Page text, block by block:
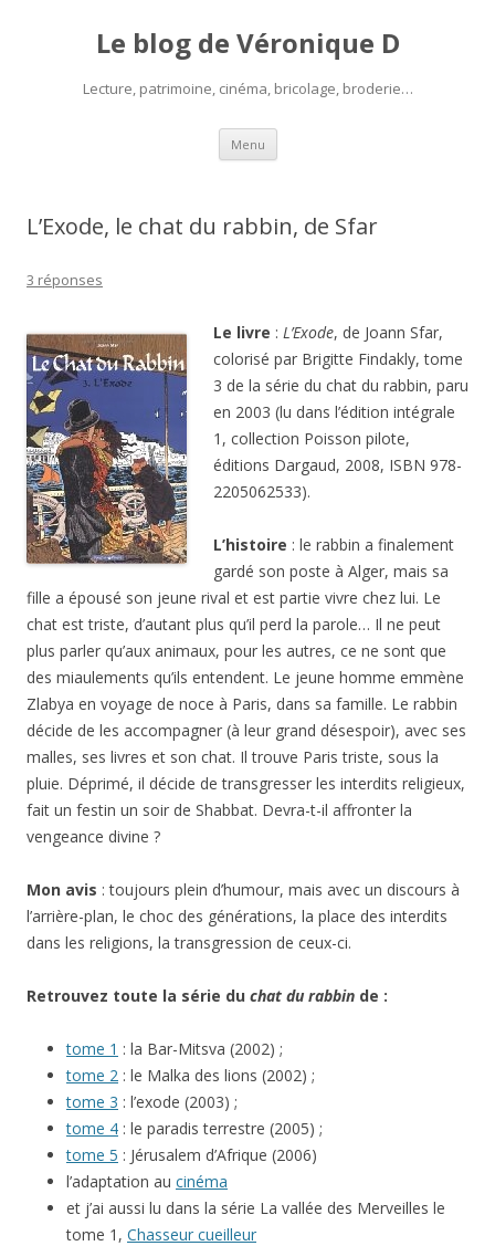
Le blog de Véronique D
Lecture, patrimoine, cinéma, bricolage, broderie…
Menu Aller
contenu
L’Exode, le chat du rabbin, de Sfar
3 réponses
Le livre : L’Exode, de Joann Sfar,
colorisé par Brigitte Findakly, tome
3 de la série du chat du rabbin, paru
en 2003 (lu dans l’édition intégrale
1, collection Poisson pilote,
éditions Dargaud, 2008, ISBN 978-
2205062533).
L’histoire : le rabbin a finalement
gardé son poste à Alger, mais sa
fille a épousé son jeune rival et est partie vivre chez lui. Le
chat est triste, d’autant plus qu’il perd la parole… Il ne peut
plus parler qu’aux animaux, pour les autres, ce ne sont que
des miaulements qu’ils entendent. Le jeune homme emmène
Zlabya en voyage de noce à Paris, dans sa famille. Le rabbin
décide de les accompagner (à leur grand désespoir), avec ses
malles, ses livres et son chat. Il trouve Paris triste, sous la
pluie. Déprimé, il décide de transgresser les interdits religieux,
fait un festin un soir de Shabbat. Devra-t-il affronter la
vengeance divine ?
Mon avis : toujours plein d’humour, mais avec un discours à
l’arrière-plan, le choc des générations, la place des interdits
dans les religions, la transgression de ceux-ci.
Retrouvez toute la série du chat du rabbin de :
tome 1 : la Bar-Mitsva (2002) ;
tome 2 : le Malka des lions (2002) ;
tome 3 : l’exode (2003) ;
tome 4 : le paradis terrestre (2005) ;
tome 5 : Jérusalem d’Afrique (2006)
l’adaptation au cinéma
et j’ai aussi lu dans la série La vallée des Merveilles le
tome 1, Chasseur cueilleur